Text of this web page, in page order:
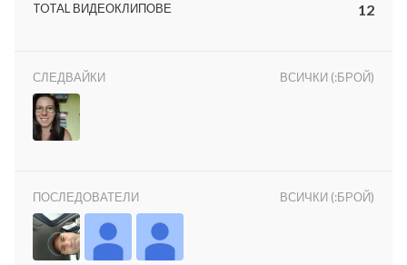
TOTAL ВИДЕОКЛИПОВЕ 12
СЛЕДВАЙКИ ВСИЧКИ (:БРОЙ)
ПОСЛЕДОВАТЕЛИ ВСИЧКИ (:БРОЙ)